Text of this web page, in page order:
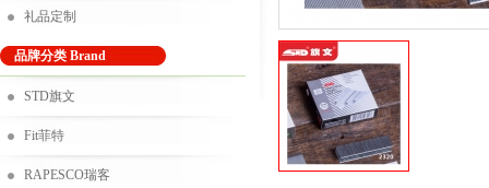
礼品定制
品牌分类 Brand
STD旗文
Fit菲特
RAPESCO瑞客